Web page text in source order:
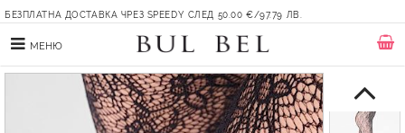
БЕЗПЛАТНА ДОСТАВКА ЧРЕЗ SPEEDY СЛЕД 50.00 €/97.79 ЛВ.
МЕНЮ